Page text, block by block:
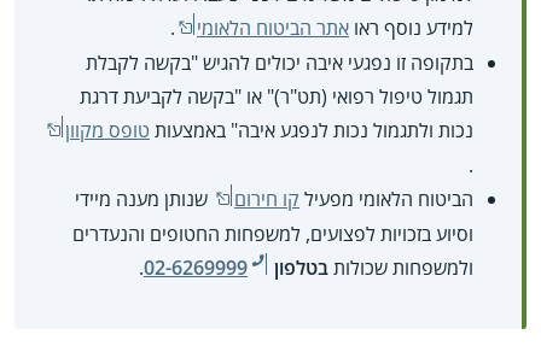
למידע נוסף ראו אתר הביטוח הלאומי
.
בתקופה זו נפגעי איבה יכולים להגיש "בקשה לקבלת
תגמול טיפול רפואי (תט"ר)" או "בקשה לקביעת דרגת
נכות ולתגמול נכות לנפגע איבה" באמצעות טופס מקוון
.
הביטוח הלאומי מפעיל קו חירום
שנותן מענה מיידי
וסיוע בזכויות לפצועים, למשפחות החטופים והנעדרים
ולמשפחות שכולותבטלפון 02-6269999
.